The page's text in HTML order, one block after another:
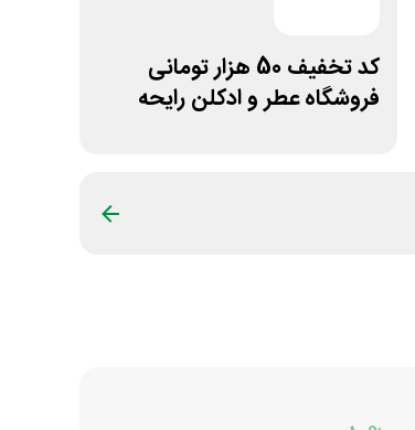
کد تخفیف 50 هزار تومانی
فروشگاه عطر و ادکلن رایحه